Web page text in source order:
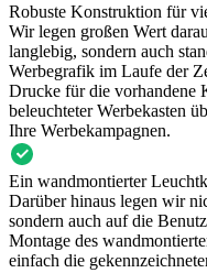
Robuste Konstruktion für
Wir legen großen Wert
langlebig, sondern auch
Werbegrafik im Laufe der
Drucke für die vorhandene
beleuchteter Werbekasten
Ihre Werbekampagnen.
Ein wandmontierter
Darüber hinaus legen wir
sondern auch auf die
Montage des
einfach die